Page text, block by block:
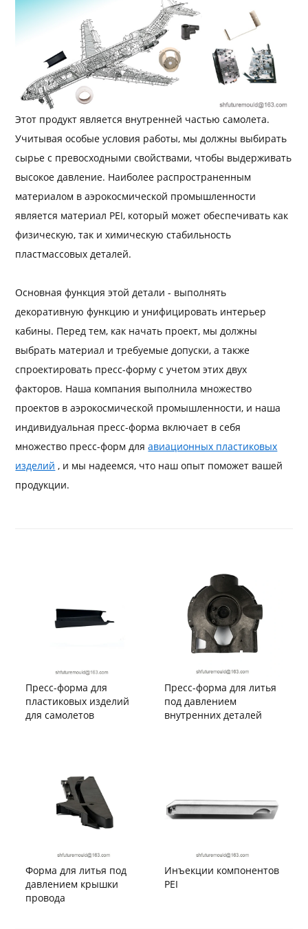
Этот продукт является внутренней частью самолета.
Учитывая особые условия работы, мы должны выбирать
сырье с превосходными свойствами, чтобы выдерживать
высокое давление. Наиболее распространенным
материалом в аэрокосмической промышленности
является материал PEI, который может обеспечивать как
физическую, так и химическую стабильность
пластмассовых деталей.
Основная функция этой детали - выполнять
декоративную функцию и унифицировать интерьер
кабины. Перед тем, как начать проект, мы должны
выбрать материал и требуемые допуски, а также
спроектировать пресс-форму с учетом этих двух
факторов. Наша компания выполнила множество
проектов в аэрокосмической промышленности, и наша
индивидуальная пресс-форма включает в себя
множество пресс-форм дляавиационных пластиковых
изделий , и мы надеемся, что наш опыт поможет вашей
продукции.
Пресс-форма для
пластиковых изделий
для самолетов
Пресс-форма для литья
под давлением
внутренних деталей
Форма для литья под
давлением крышки
провода
Инъекции компонентов
PEI